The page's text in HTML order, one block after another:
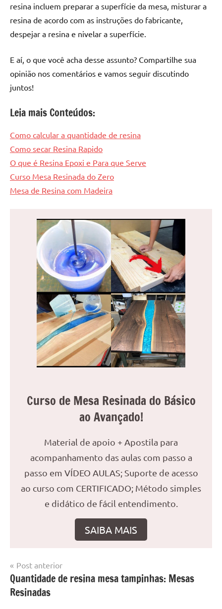
resina incluem preparar a superfície da mesa, misturar a
resina de acordo com as instruções do fabricante,
despejar a resina e nivelar a superfície.
E aí, o que você acha desse assunto? Compartilhe sua
opinião nos comentários e vamos seguir discutindo
juntos!
Leia mais Conteúdos:
Como calcular a quantidade de resina
Como secar Resina Rapido
O que é Resina Epoxi e Para que Serve
Curso Mesa Resinada do Zero
Mesa de Resina com Madeira
Curso de Mesa Resinada do Básico
ao Avançado!
Material de apoio + Apostila para
acompanhamento das aulas com passo a
passo em VÍDEO AULAS; Suporte de acesso
ao curso com CERTIFICADO; Método simples
e didático de fácil entendimento.
SAIBA MAIS
Marcado
com
mesa
Mesa
resinada
Navegação
de
Post
Post anterior
Quantidade de resina mesa tampinhas: Mesas
Resinadas